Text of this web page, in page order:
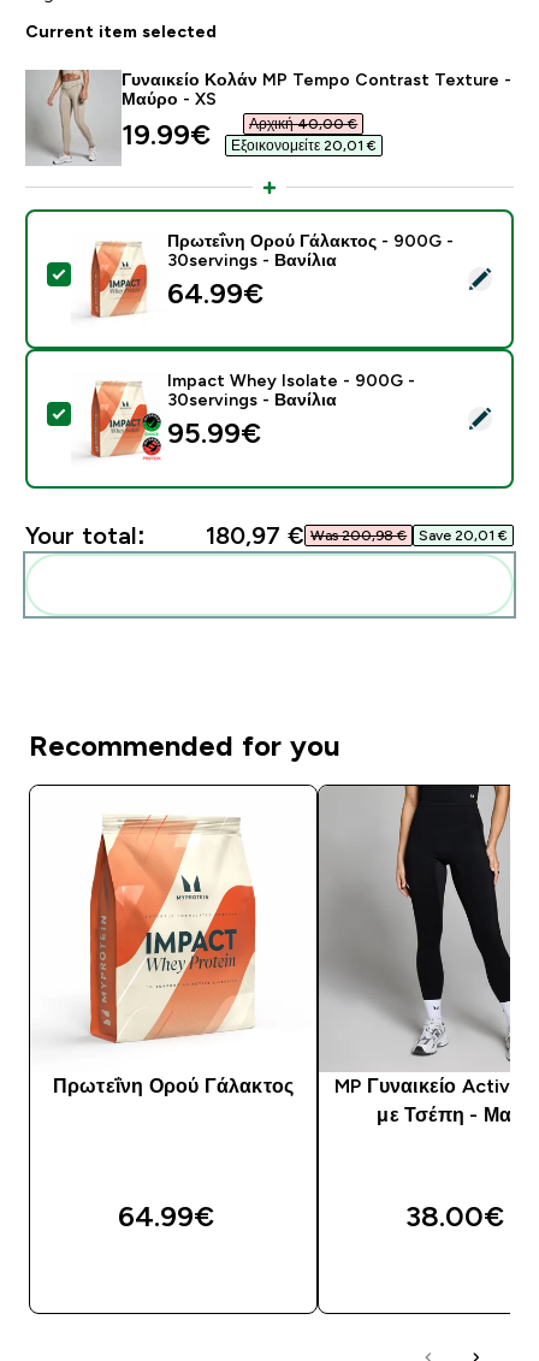
Current item selected
Γυναικείο Κολάν MP Tempo Contrast Texture -
Μαύρο - XS
discounted price
19.99€‎
Αρχική 40,00 €‎
Εξοικονομείτε 20,01 €‎
Select this product - Πρωτεΐνη Ορού Γάλακτος -
Πρωτεΐνη Ορού Γάλακτος - 900G -
30servings - Βανίλια
64.99€‎
Select this product - Impact Whey Isolate - 900G -
Impact Whey Isolate - 900G -
30servings - Βανίλια
95.99€‎
Your total: 180,97 €‎ Was 200,98 €‎ Save 20,01 €‎
Recommended for you
Πρωτεΐνη Ορού Γάλακτος
64.99€‎
MP Γυναικείο Active
με Τσέπη -
38.00€‎